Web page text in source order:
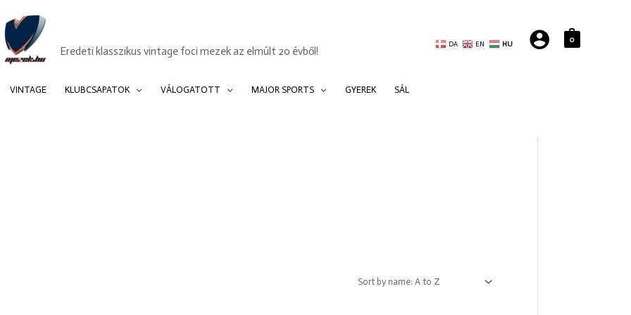
Eredeti klasszikus vintage foci mezek az elmúlt 20 évből!
DA EN HU 0
VINTAGE KLUBCSAPATOK VÁLOGATOTT MAJOR SPORTS GYEREK SÁL